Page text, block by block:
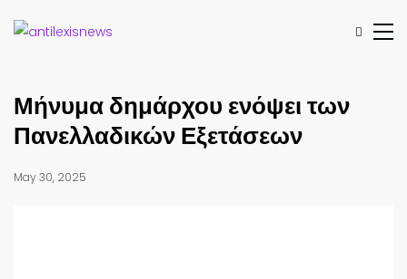
Μήνυμα δημάρχου ενόψει των
Πανελλαδικών Εξετάσεων
May 30, 2025